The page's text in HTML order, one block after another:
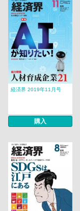
経済界 2019年11月号
購入